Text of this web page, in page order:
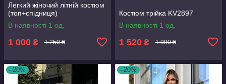
Легкий жіночий літній костюм
(топ+спідниця)
В наявності 1 од.
1 000 ₴ 1 250 ₴
Костюм трійка KV2897
В наявності 1 од.
1 520 ₴ 1 900 ₴
–20% –20%